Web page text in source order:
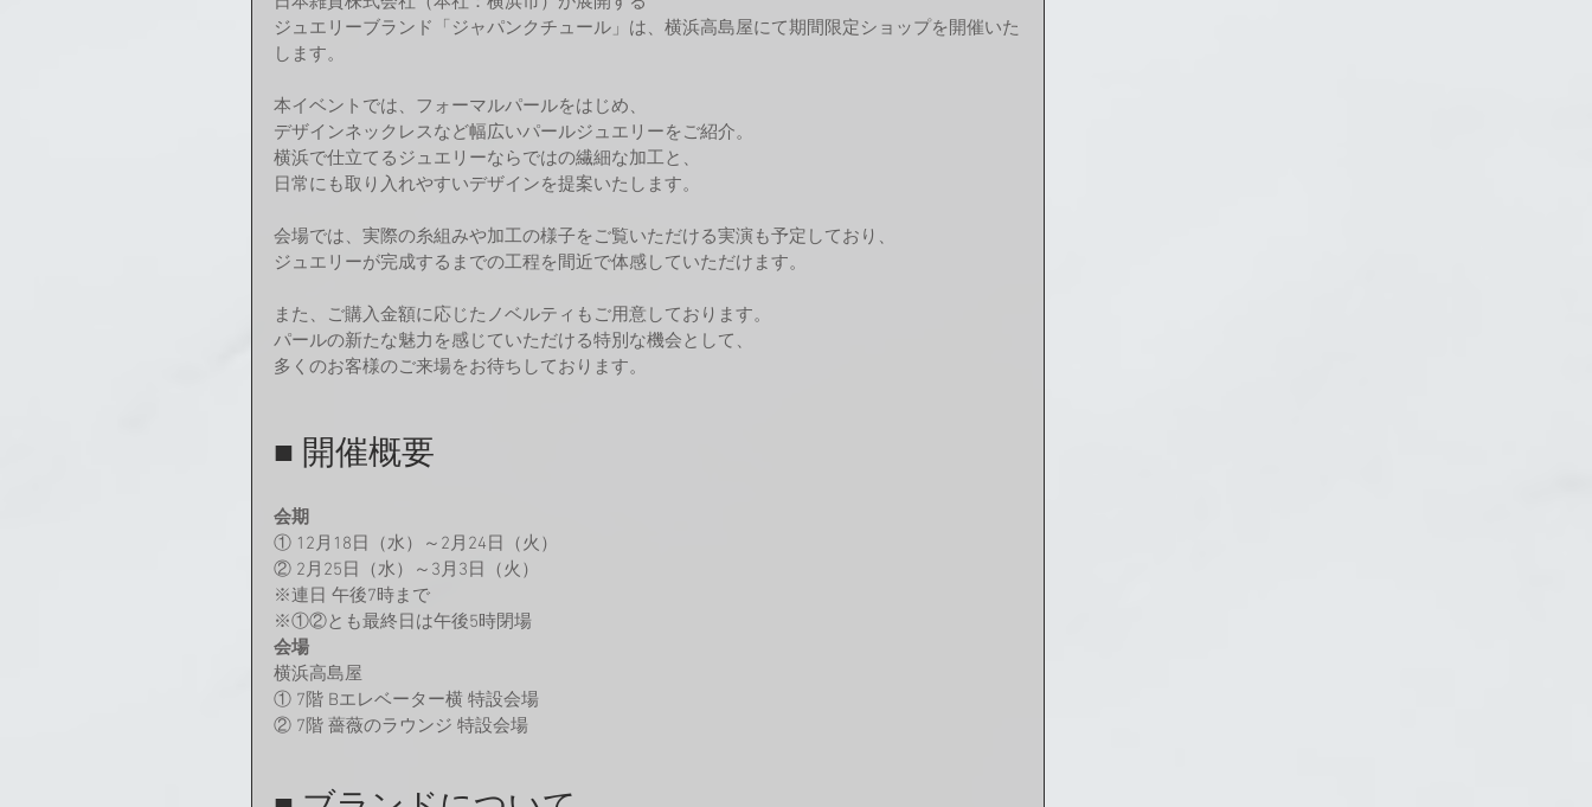
ジュエリーブランド「ジャパンクチュール」は、横浜高島屋にて期間限定ショップを開催いた
します。
本イベントでは、フォーマルパールをはじめ、
デザインネックレスなど幅広いパールジュエリーをご紹介。
横浜で仕立てるジュエリーならではの繊細な加工と、
日常にも取り入れやすいデザインを提案いたします。
会場では、実際の糸組みや加工の様子をご覧いただける実演も予定しており、
ジュエリーが完成するまでの工程を間近で体感していただけます。
また、ご購入金額に応じたノベルティもご用意しております。
パールの新たな魅力を感じていただける特別な機会として、
多くのお客様のご来場をお待ちしております。
■ 開催概要
会期
① 12月18日（水）～2月24日（火）
② 2月25日（水）～3月3日（火）
※連日 午後7時まで
※①②とも最終日は午後5時閉場
会場
横浜高島屋
① 7階 Bエレベーター横 特設会場
② 7階 薔薇のラウンジ 特設会場